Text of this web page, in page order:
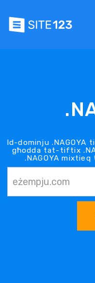
Id-dominju
għodda tat-tiftix
.NAGOYA